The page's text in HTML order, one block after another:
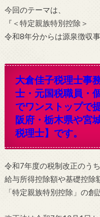
今回のテーマは、
『＜特定親族特別控除＞
令和8年分からは源泉徴収
大倉佳子税理士事
士・元国税職員・
でワンストップで
阪府・栃木県や宮
税理士】です。
令和7年度の税制改正のうち
給与所得控除額や基礎控除
「特定親族特別控除」の創